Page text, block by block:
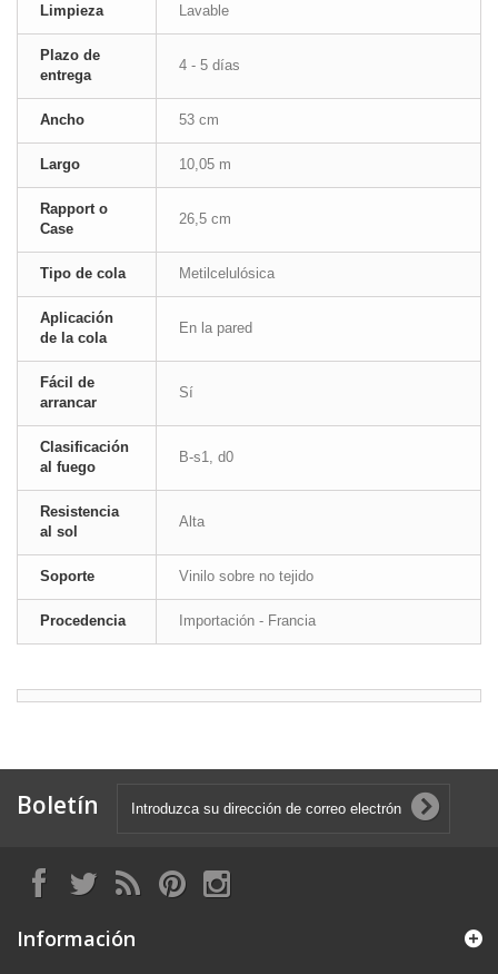
Limpieza Lavable
Plazo de
entrega
4 - 5 días
Ancho 53 cm
Largo 10,05 m
Rapport o
Case
26,5 cm
Tipo de cola Metilcelulósica
Aplicación
de la cola
En la pared
Fácil de
arrancar
Sí
Clasificación
al fuego
B-s1, d0
Resistencia
al sol
Alta
Soporte Vinilo sobre no tejido
Procedencia Importación - Francia
Boletín
Información